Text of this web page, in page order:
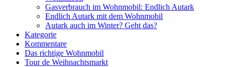
Gasverbrauch im Wohnmobil: Endlich Autark
Endlich Autark mit dem Wohnmobil
Autark auch im Winter? Geht das?
Kategorie
Kommentare
Das richtige Wohnmobil
Tour de Weihnachtsmarkt